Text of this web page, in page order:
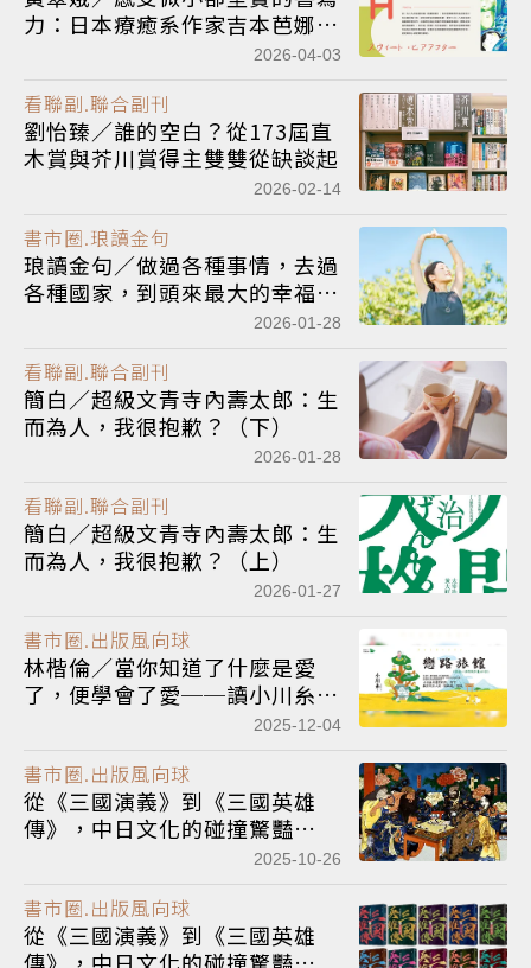
力：日本療癒系作家吉本芭娜娜
2026-04-03
看聯副.聯合副刊
劉怡臻／誰的空白？從173屆直
木賞與芥川賞得主雙雙從缺談起
2026-02-14
書市圈.琅讀金句
琅讀金句／做過各種事情，去過
各種國家，到頭來最大的幸福，
就是能夠做理所當然的事。2026-01-28
看聯副.聯合副刊
簡白／超級文青寺內壽太郎：生
而為人，我很抱歉？（下）
2026-01-28
看聯副.聯合副刊
簡白／超級文青寺內壽太郎：生
而為人，我很抱歉？（上）
2026-01-27
書市圈.出版風向球
林楷倫／當你知道了什麼是愛
了，便學會了愛──讀小川糸
2025-12-04
書市圈.出版風向球
從《三國演義》到《三國英雄
傳》，中日文化的碰撞驚豔
2025-10-26
書市圈.出版風向球
從《三國演義》到《三國英雄